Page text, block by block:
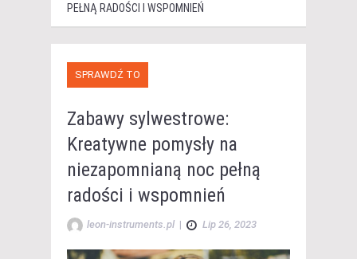
PEŁNĄ RADOŚCI I WSPOMNIEŃ
SPRAWDŹ TO
Zabawy sylwestrowe:
Kreatywne pomysły na
niezapomnianą noc pełną
radości i wspomnień
leon-instruments.pl | Lip 26, 2023